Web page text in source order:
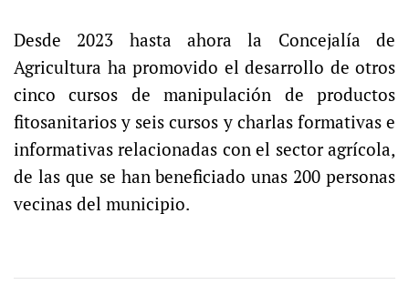
Desde 2023 hasta ahora la Concejalía de
Agricultura ha promovido el desarrollo de otros
cinco cursos de manipulación de productos
fitosanitarios y seis cursos y charlas formativas e
informativas relacionadas con el sector agrícola,
de las que se han beneficiado unas 200 personas
vecinas del municipio.